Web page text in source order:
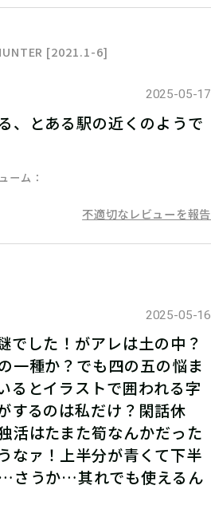
[2021.1-6]
2025-05-17
、とある駅の近くのようで
ーム
不適切なレビューを報告
2025-05-16
でした！がアレは土の中？
一種か？でも四の五の悩ま
るとイラストで囲われる字
するのは私だけ？閑話休
活はたまた筍なんかだった
なァ！上半分が青くて下半
さうか…其れでも使えるん